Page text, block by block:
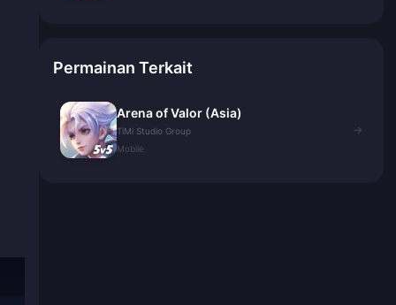
Permainan Terkait
Arena of Valor (Asia)
TiMi Studio Group
Mobile
→